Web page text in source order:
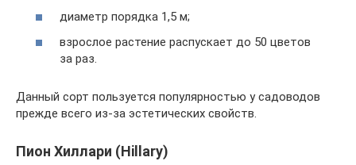
диаметр порядка 1,5 м;
взрослое растение распускает до 50 цветов
за раз.
Данный сорт пользуется популярностью у садоводов
прежде всего из-за эстетических свойств.
Пион Хиллари (Hillary)